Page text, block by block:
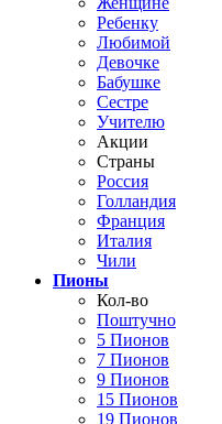
Ребенку
Любимой
Девочке
Бабушке
Сестре
Учителю
Акции
Страны
Россия
Голландия
Франция
Италия
Чили
Пионы
Кол-во
Поштучно
5 Пионов
7 Пионов
9 Пионов
15 Пионов
19 Пионов